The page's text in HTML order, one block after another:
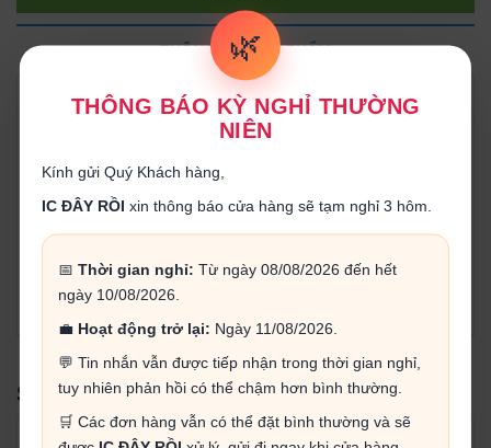
🌿
THÔNG BÁO KỲ NGHỈ THƯỜNG
NIÊN
Kính gửi Quý Khách hàng,
IC ĐÂY RỒI xin thông báo cửa hàng sẽ tạm nghỉ 3 hôm.
📅 Thời gian nghỉ: Từ ngày 08/08/2026 đến hết
ngày 10/08/2026.
💼 Hoạt động trở lại: Ngày 11/08/2026.
💬 Tin nhắn vẫn được tiếp nhận trong thời gian nghỉ,
tuy nhiên phản hồi có thể chậm hơn bình thường.
🛒 Các đơn hàng vẫn có thể đặt bình thường và sẽ
THÔNG TIN SẢN PHẨM
THÔNG SỐ KĨ THUẬT:
- Peak Repetitive Off-State Voltage, Vdrm: 600V
- Triac Case Style: TO-220
- Gate Trigger Voltage Max Vgt: 700mV
- Holding Current Max Ih: 45mA
SẢN PHẨM LIÊN QUAN